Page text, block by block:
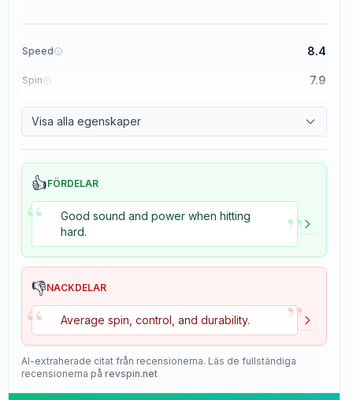
Speed 8.4
Spin 7.9
Visa alla egenskaper
👍FÖRDELAR
“
Good sound and power when hitting
hard.
”
👎NACKDELAR
“ Average spin, control, and durability. ”
AI-extraherade citat från recensionerna. Läs de fullständiga
recensionerna på revspin.net